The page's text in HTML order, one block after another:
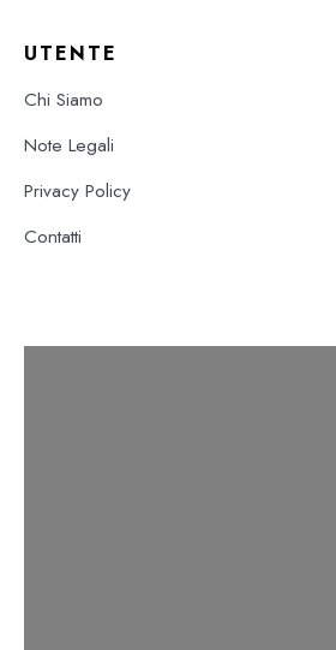
UTENTE
Chi Siamo
Note Legali
Privacy Policy
Contatti